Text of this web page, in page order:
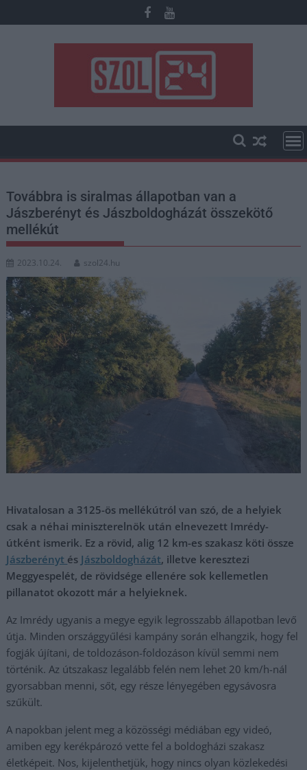
to
Továbbra is siralmas állapotban van a
Jászberényt és Jászboldogházát összekötő
mellékút
2023.10.24. szol24.hu
Hivatalosan a 3125-ös mellékútról van szó, de a helyiek
csak a néhai miniszterelnök után elnevezett Imrédy-
útként ismerik. Ez a rövid, alig 12 km-es szakasz köti össze
Jászberényt és Jászboldogházát, illetve keresztezi
Meggyespelét, de rövidsége ellenére sok kellemetlen
pillanatot okozott már a helyieknek.
Az Imrédy ugyanis a megye egyik legrosszabb állapotban levő
útja. Minden országgyűlési kampány során elhangzik, hogy fel
fogják újítani, de toldozáson-foldozáson kívül semmi nem
történik. Az útszakasz legalább felén nem lehet 20 km/h-nál
gyorsabban menni, sőt, egy része lényegében egysávosra
szűkült.
A napokban jelent meg a közösségi médiában egy videó,
amiben egy kerékpározó vette fel a boldogházi szakasz
életképeit. Nos, kijelenthetjük, hogy nincs olyan közlekedési